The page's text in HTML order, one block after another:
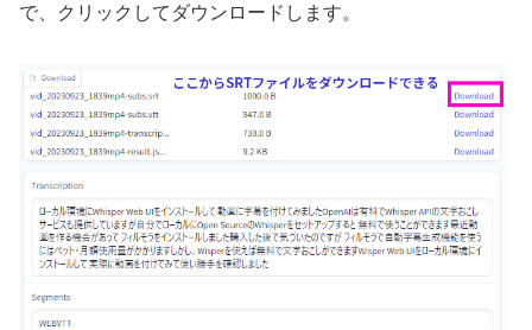
で、クリックしてダウンロードします。